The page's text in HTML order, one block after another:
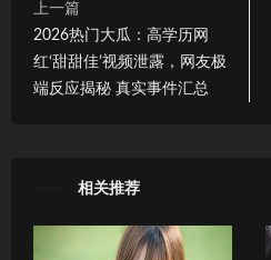
上一篇
2026热门大瓜：高学历网
红‘甜甜佳’视频泄露，网友极
端反应揭秘 真实事件汇总
相关推荐